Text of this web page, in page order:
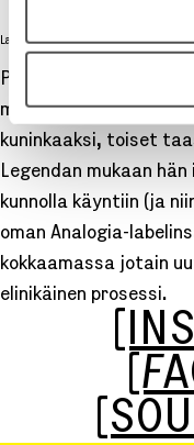
Lanson Champagne Bar & Lounge /
Paikallinen tehomylly
makeassa rasvassa.
kuninkaaksi, toiset
Legendan mukaan
kunnolla käyntiin (ja
oman Analogia-
kokkaamassa jotain
elinikäinen prosessi.